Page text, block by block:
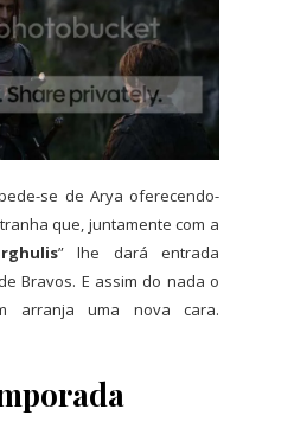
se de Arya oferecendo-
que, juntamente com a
” lhe dará entrada
Bravos. E assim do nada o
arranja uma nova cara.